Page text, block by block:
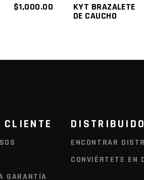
$1,000.00 KYT BRAZALETE
DE CAUCHO
GARANTÍA
ENCONTRAR
CONVIÉRTETE EN